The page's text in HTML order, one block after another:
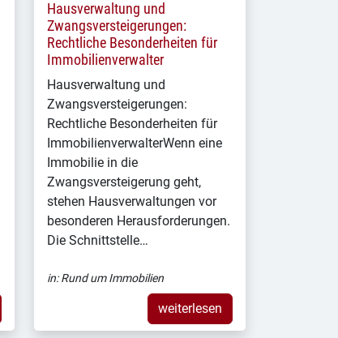
Hausverwaltung und
Zwangsversteigerungen:
Rechtliche Besonderheiten für
Immobilienverwalter
Hausverwaltung und
Zwangsversteigerungen:
Rechtliche Besonderheiten für
ImmobilienverwalterWenn eine
Immobilie in die
Zwangsversteigerung geht,
stehen Hausverwaltungen vor
besonderen Herausforderungen.
Die Schnittstelle…
in:Rund um Immobilien
weiterlesen